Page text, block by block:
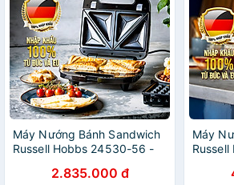
Máy Nướng Bánh Sandwich
Russell Hobbs 24530-56 -
khẩu từ Đức & EU
2.835.000 đ
Máy
Nhập